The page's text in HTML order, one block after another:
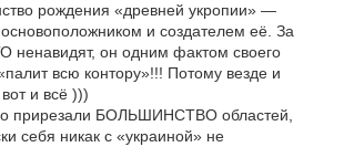
рождения «древней укропии» —
и создателем её. За
ненавидят, он одним фактом своего
всю контору»!!! Потому везде и
и всё )))
прирезали БОЛЬШИНСТВО областей,
себя никак с «украиной» не